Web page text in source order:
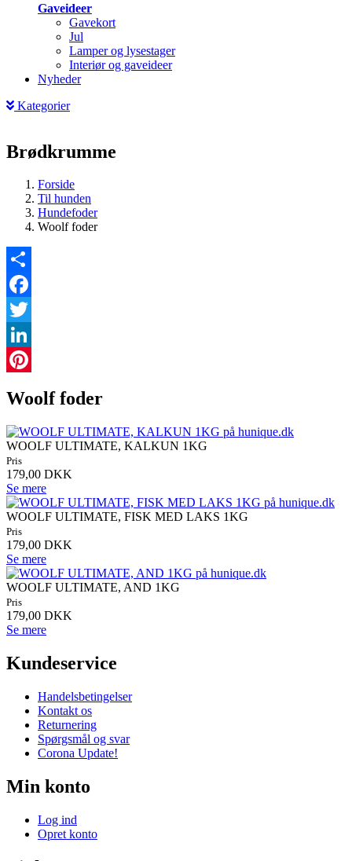
Gaveideer
Gavekort
Jul
Lamper og lysestager
Interiør og gaveideer
Nyheder
Kategorier
Brødkrumme
Forside
Til hunden
Hundefoder
Woolf foder
Share
Facebook
Twitter
LinkedIn
Woolf foder
WOOLF ULTIMATE, KALKUN 1KG
Pris
179,00 DKK
Se mere
WOOLF ULTIMATE, FISK MED LAKS 1KG
Pris
179,00 DKK
Se mere
WOOLF ULTIMATE, AND 1KG
Pris
179,00 DKK
Se mere
Kundeservice
Handelsbetingelser
Kontakt os
Returnering
Spørgsmål og svar
Corona Update!
Min konto
Log ind
Opret konto